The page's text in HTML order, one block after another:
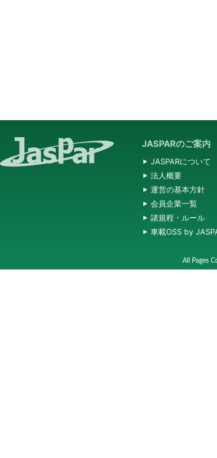
JASPARのご案内
JASPARについて
法人概要
運営の基本方針
会員企業一覧
諸規程・ルール
車載OSS by
All Pages